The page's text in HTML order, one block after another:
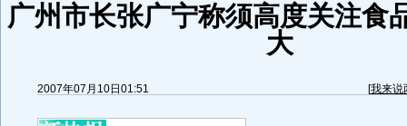
广州市长张广宁称须高度关注食
大
2007年07月10日01:51 [我来说